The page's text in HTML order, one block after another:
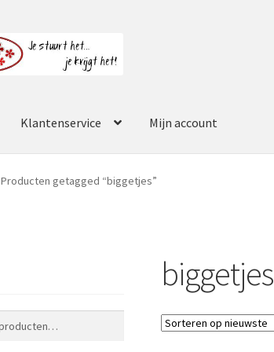
Klantenservice Mijn account
Producten getagged “biggetjes”
biggetjes